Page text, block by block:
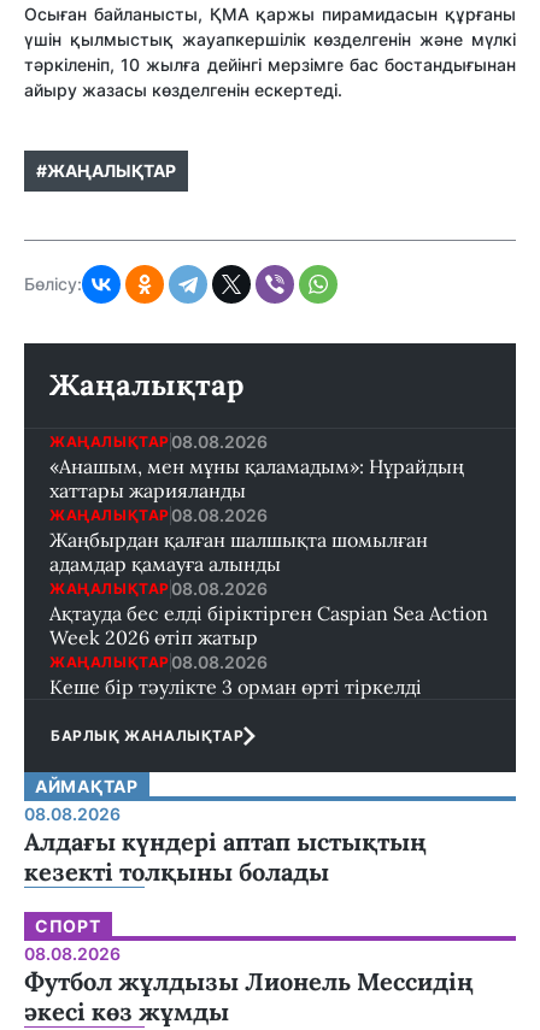
Осыған байланысты, ҚМА қаржы пирамидасын құрғаны
үшін қылмыстық жауапкершілік көзделгенін және мүлкі
тәркіленіп, 10 жылға дейінгі мерзімге бас бостандығынан
айыру жазасы көзделгенін ескертеді.
#ЖАҢАЛЫҚТАР
Бөлісу:
Жаңалықтар
ЖАҢАЛЫҚТАР 08.08.2026
«Анашым, мен мұны қаламадым»: Нұрайдың
хаттары жарияланды
ЖАҢАЛЫҚТАР 08.08.2026
Жаңбырдан қалған шалшықта шомылған
адамдар қамауға алынды
ЖАҢАЛЫҚТАР 08.08.2026
Ақтауда бес елді біріктірген Caspian Sea Action
Week 2026 өтіп жатыр
ЖАҢАЛЫҚТАР 08.08.2026
Кеше бір тәулікте 3 орман өрті тіркелді
БАРЛЫҚ ЖАНАЛЫҚТАР
АЙМАҚТАР
08.08.2026
Алдағы күндері аптап ыстықтың
кезекті толқыны болады
СПОРТ
08.08.2026
Футбол жұлдызы Лионель Мессидің
әкесі көз жұмды